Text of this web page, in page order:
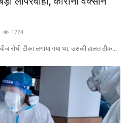
1774
रोधी टीका लगाया गया था, उसकी हालत ठीक...